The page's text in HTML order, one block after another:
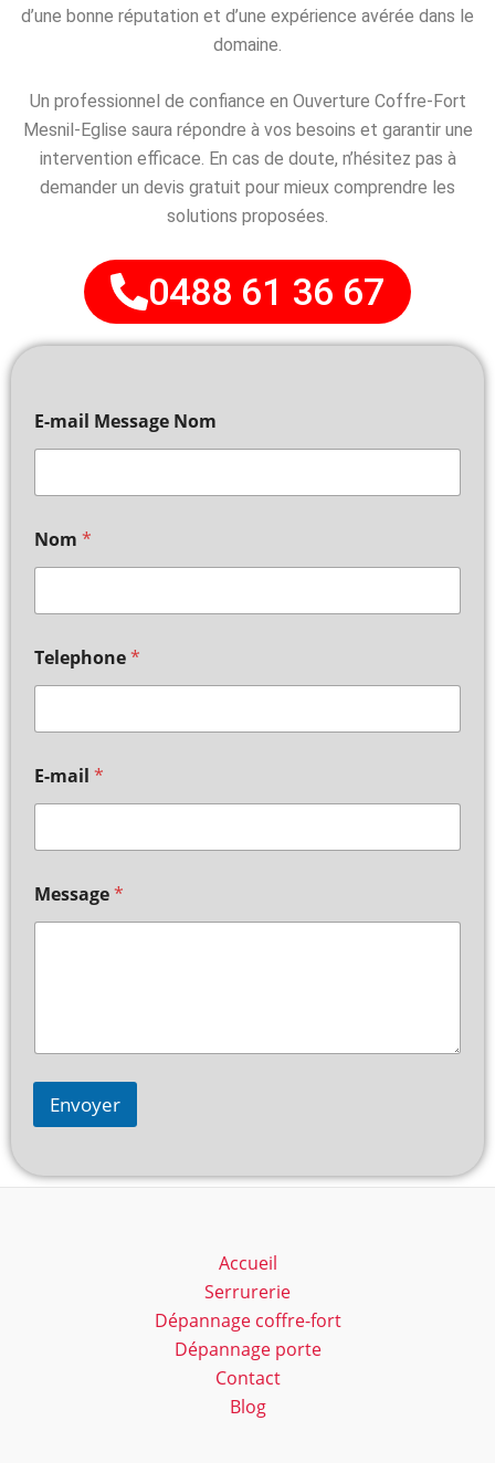
d’une bonne réputation et d’une expérience avérée dans le
domaine.
Un professionnel de confiance en Ouverture Coffre-Fort
Mesnil-Eglise saura répondre à vos besoins et garantir une
intervention efficace. En cas de doute, n’hésitez pas à
demander un devis gratuit pour mieux comprendre les
solutions proposées.
0488 61 36 67
E-mail Message Nom
Nom *
Telephone*
E-mail *
Message*
Envoyer
Accueil
Serrurerie
Dépannage coffre-fort
Dépannage porte
Contact
Blog